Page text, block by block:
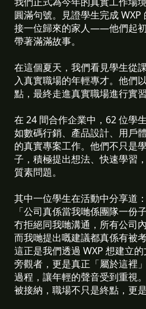
圓滿句號。見證學生完成
接一位歸來的家人——他們起
帶著滿滿故事。
在這個夏天，我們看見學生從
入真實職場的年輕專才。他們
點，最終走進真實職場進行實習
在 24 間合作企業中，62 位學
如數碼行銷、產品設計、用戶
的真實專案工作。他們不只是
子，積極提出想法、快速學習
質素問題。
其中一位學生在活動中分享道：
「公司真係當我哋係團隊一份
冇拒絕同我哋溝通，所有公司
而我哋提出嘅建議都真係有被考
這正是我們透過 WXP 想建立
旁觀者，更是真正「屬於這裡
過程，讓年輕的聲音受到重視
被接納，職場不只是終點，更